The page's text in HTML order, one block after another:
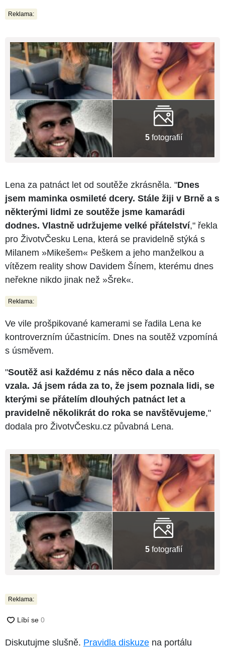
Reklama:
5fotografií
Lena za patnáct let od soutěže zkrásněla. "Dnes
jsem maminka osmileté dcery. Stále žiji v Brně a s
některými lidmi ze soutěže jsme kamarádi
dodnes. Vlastně udržujeme velké přátelství," řekla
pro ŽivotvČesku Lena, která se pravidelně stýká s
Milanem »Mikešem« Peškem a jeho manželkou a
vítězem reality show Davidem Šínem, kterému dnes
neřekne nikdo jinak než »Šrek«.
Reklama:
Ve vile prošpikované kamerami se řadila Lena ke
kontroverzním účastnicím. Dnes na soutěž vzpomíná
s úsměvem.
"Soutěž asi každému z nás něco dala a něco
vzala. Já jsem ráda za to, že jsem poznala lidi, se
kterými se přátelím dlouhých patnáct let a
pravidelně několikrát do roka se navštěvujeme,"
dodala pro ŽivotvČesku.cz půvabná Lena.
5fotografií
Reklama:
Diskutujme slušně. Pravidla diskuze na portálu